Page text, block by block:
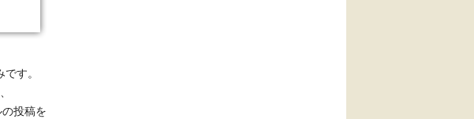
す。
投稿を